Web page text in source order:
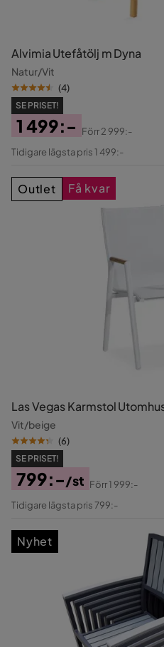
Alvimia Utefåtölj m Dyna
Natur/Vit
(4)
SE PRISET!
Pris
1 499:-
Original
Förr2 999:-
Tidigare lägsta pris 1 499:-
Las Vegas Karmstol
Vit/beige
(6)
SE PRISET!
Pris
799:-/st
Original
Förr1 999:-
Tidigare lägsta pris 799:-
Outlet Få kvar
Nyhet